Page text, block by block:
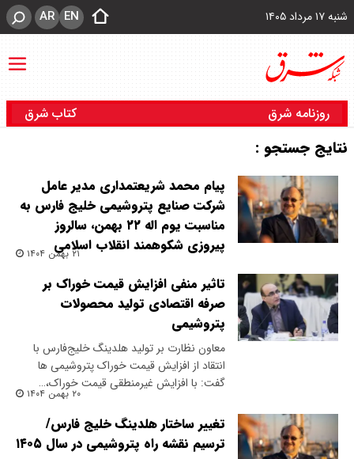
شنبه ۱۷ مرداد ۱۴۰۵ EN
AR
روزنامه شرق کتاب شرق
نتایج جستجو :
پیام محمد شریعتمداری مدیر عامل
شرکت صنایع پتروشیمی خلیج فارس به
مناسبت یوم اله ۲۲ بهمن، سالروز
پیروزی شکوهمند انقلاب اسلامی
۲۱ بهمن ۱۴۰۴
تاثیر منفی افزایش قیمت خوراک بر
صرفه اقتصادی تولید محصولات
پتروشیمی
معاون نظارت بر تولید هلدینگ خلیج‌فارس با
انتقاد از افزایش قیمت خوراک پتروشیمی ها
گفت: با افزایش غیرمنطقی قیمت خوراک،…
۲۰ بهمن ۱۴۰۴
تغییر ساختار هلدینگ خلیج فارس/
ترسیم نقشه راه پتروشیمی در سال ۱۴۰۵